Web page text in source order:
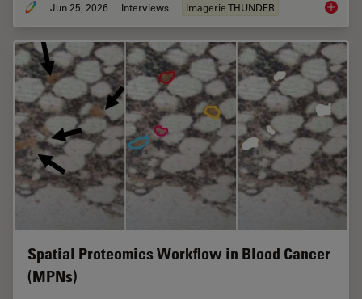
Jun 25, 2026 Interviews Imagerie THUNDER Fast,
Spatial Proteomics Workflow in Blood Cancer
(MPNs)